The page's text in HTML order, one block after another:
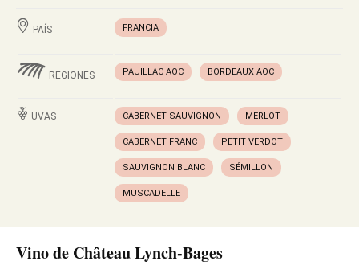
PAÍS FRANCIA
REGIONES PAUILLAC AOC BORDEAUX AOC
UVAS CABERNET SAUVIGNON MERLOT
CABERNET FRANC PETIT VERDOT
SAUVIGNON BLANC SÉMILLON
MUSCADELLE
Vino de Château Lynch-Bages